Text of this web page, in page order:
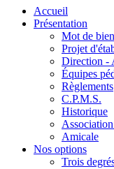
Accueil
Présentation
Mot de
Projet
Direction -
Équipes
Règlements
C.P.M.S.
Historique
Amicale
Nos options
Trois